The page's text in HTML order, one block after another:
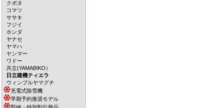
クボタ
コマツ
ササキ
フジイ
ホンダ
ヤナセ
ヤマハ
ヤンマー
ワドー
共立(YAMABIKO）
日立建機ティエラ
ウィンブルヤマグチ
充電式除雪機
早期予約推奨モデル